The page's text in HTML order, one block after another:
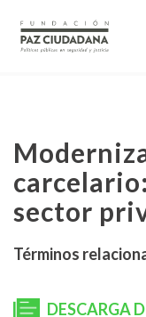
sector
Términos
DESCARGA